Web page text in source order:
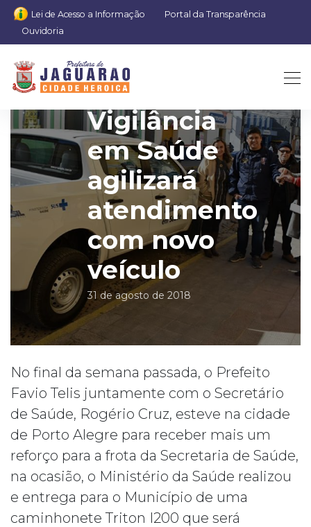
Lei de Acesso a Informação
Portal da Transparência
Ouvidoria
Vigilância
em Saúde
agilizará
atendimento
com novo
veículo
31 de agosto de 2018
No final da semana passada, o Prefeito
Favio Telis juntamente com o Secretário
de Saúde, Rogério Cruz, esteve na cidade
de Porto Alegre para receber mais um
reforço para a frota da Secretaria de Saúde,
na ocasião, o Ministério da Saúde realizou
e entrega para o Município de uma
caminhonete Triton I200 que será